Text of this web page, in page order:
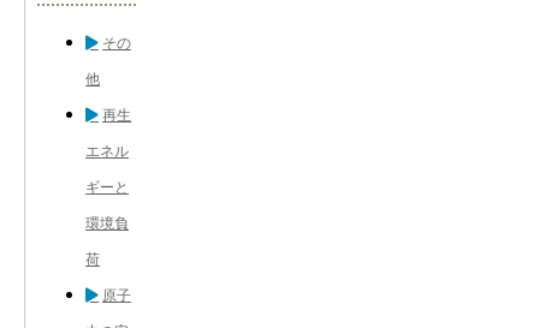
その
他
再生
エネル
ギーと
環境負
荷
原子